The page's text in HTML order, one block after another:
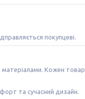
покупцеві.
матеріалами. Кожен
та сучасний дизайн.